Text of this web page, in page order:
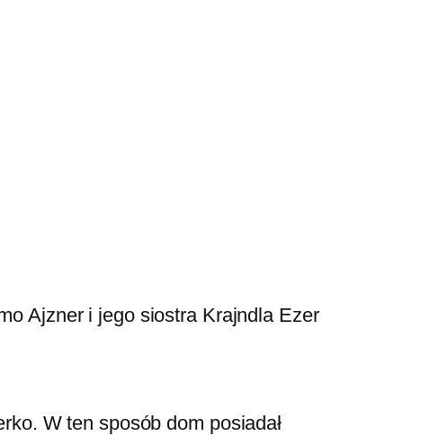
Ajzner i jego siostra Krajndla Ezer
W ten sposób dom posiadał